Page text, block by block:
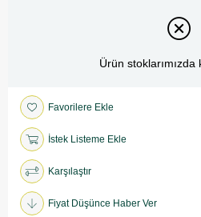
Ürün stoklarımızda
Favorilere Ekle
İstek Listeme Ekle
Karşılaştır
Fiyat Düşünce Haber Ver